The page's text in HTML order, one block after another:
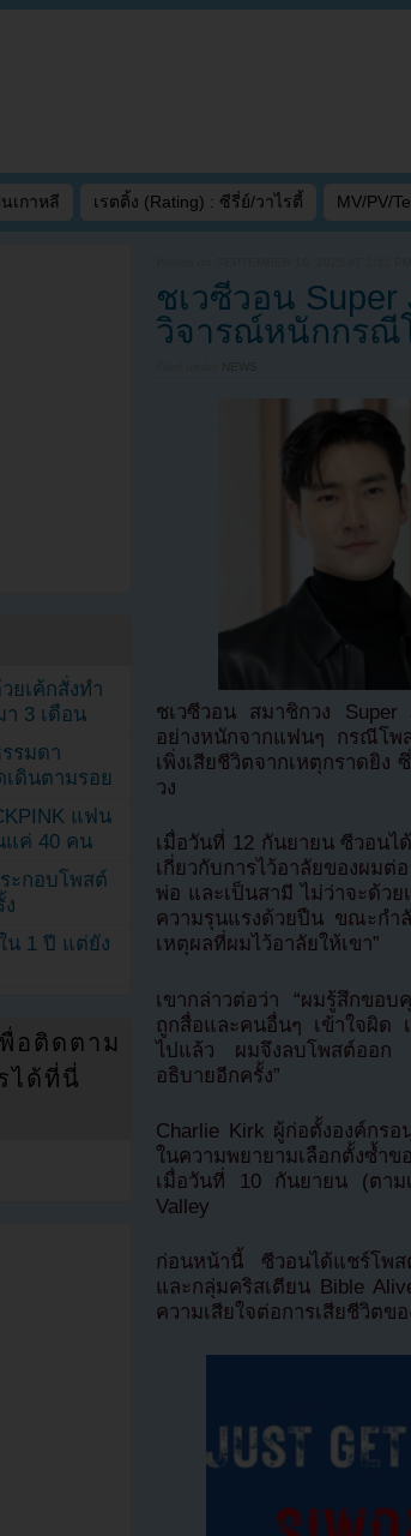
เกาหลี เรตติ้ง (Rating) : ซีรี่ย์/วาไรตี้ MV/PV/
ชเวซีวอน
วิจารณ์หนักกรณี
NEWS
ชเวซีวอน สมาชิกวง Super
อย่างหนักจากแฟนๆ กรณีโพ
เพิ่งเสียชีวิตจากเหตุกราดยิง
วง
เมื่อวันที่ 12 กันยายน ซีวอนไ
เกี่ยวกับการไว้อาลัยของผมต่
พ่อ และเป็นสามี ไม่ว่าจะด้วย
ความรุนแรงด้วยปืน ขณะกำ
เหตุผลที่ผมไว้อาลัยให้เขา”
เขากล่าวต่อว่า “ผมรู้สึกขอ
ถูกสื่อและคนอื่นๆ เข้าใจผิด
ไปแล้ว ผมจึงลบโพสต์ออก
อธิบายอีกครั้ง”
Charlie Kirk ผู้ก่อตั้งองค์กร
ในความพยายามเลือกตั้งซ้ำ
เมื่อวันที่ 10 กันยายน (ตาม
Valley
ก่อนหน้านี้ ซีวอนได้แชร์โพส
และกลุ่มคริสเตียน Bible
ความเสียใจต่อการเสียชีวิตข
ยเค้กสั่งทำ
า 3 เดือน
รมดา
ดินตามรอย
แฟน
แค่ 40 คน
ะกอบโพสต์
น 1 ปี แต่ยัง
อติดตาม
ได้ที่นี่